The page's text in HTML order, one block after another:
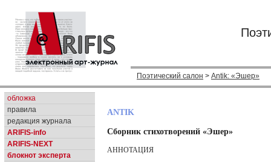
Поэтический салон > Antik: «Эшер»
обложка
правила
редакция журнала
ARIFIS-info
ARIFIS-NEXT
блокнот эксперта
ANTIK
Сборник стихотворений «Эшер»
АННОТАЦИЯ